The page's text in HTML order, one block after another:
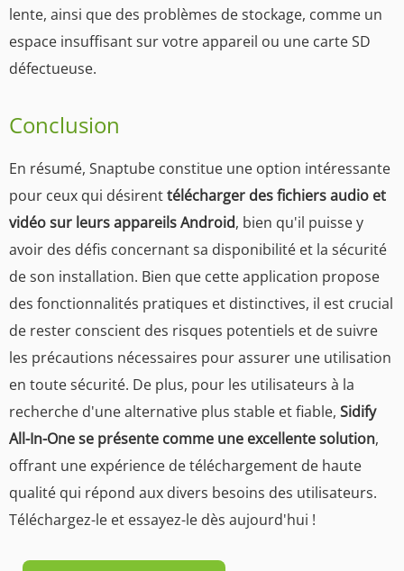
lente, ainsi que des problèmes de stockage, comme un
espace insuffisant sur votre appareil ou une carte SD
défectueuse.
Conclusion
En résumé, Snaptube constitue une option intéressante
pour ceux qui désirenttélécharger des fichiers audio et
vidéo sur leurs appareils Android, bien qu'il puisse y
avoir des défis concernant sa disponibilité et la sécurité
de son installation. Bien que cette application propose
des fonctionnalités pratiques et distinctives, il est crucial
de rester conscient des risques potentiels et de suivre
les précautions nécessaires pour assurer une utilisation
en toute sécurité. De plus, pour les utilisateurs à la
recherche d'une alternative plus stable et fiable, Sidify
All-In-One se présente comme une excellente solution,
offrant une expérience de téléchargement de haute
qualité qui répond aux divers besoins des utilisateurs.
Téléchargez-le et essayez-le dès aujourd'hui !